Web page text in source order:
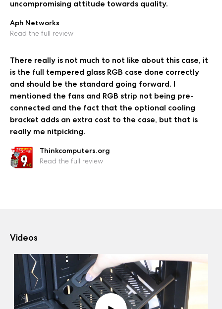
uncompromising attitude towards quality.
Aph Networks
Read the full review
There really is not much to not like about this case, it
is the full tempered glass RGB case done correctly
and should be the standard going forward. I
mentioned the fans and RGB strip not being pre-
connected and the fact that the optional cooling
bracket adds an extra cost to the case, but that is
really me nitpicking.
Thinkcomputers.org
Read the full review
Videos